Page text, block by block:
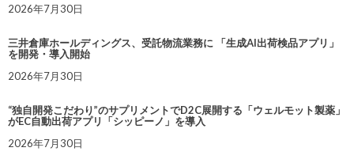
2026年7月30日
三井倉庫ホールディングス、受託物流業務に 「生成AI出荷検品アプリ」
を開発・導入開始
2026年7月30日
“独自開発こだわり”のサプリメントでD2C展開する「ウェルモット製薬」
がEC自動出荷アプリ「シッピーノ」を導入
2026年7月30日